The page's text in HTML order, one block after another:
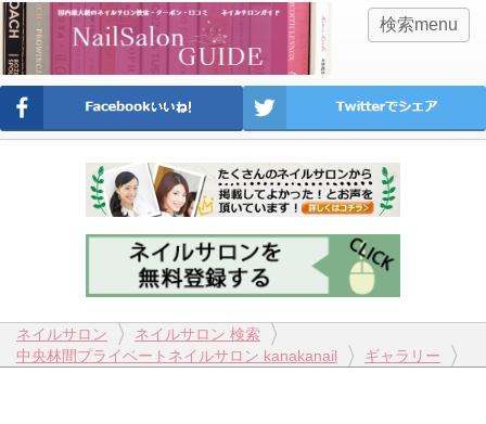
検索menu
ネイルサロン
ネイルサロン 検索
中央林間プライベートネイルサロン kanakanail
ギャラリー